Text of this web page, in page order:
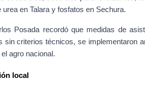
urea en Talara y fosfatos en Sechura.
Posada recordó que medidas de
sin criterios técnicos, se implementaron
agro nacional.
local